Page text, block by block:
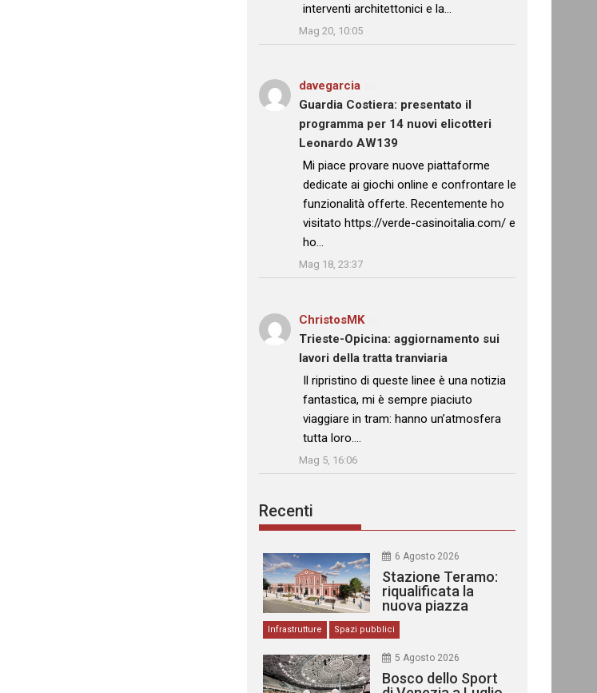
interventi architettonici e la…
Mag 20, 10:05
davegarcia
Guardia Costiera: presentato il
programma per 14 nuovi elicotteri
Leonardo AW139
: “
Mi piace provare nuove piattaforme
dedicate ai giochi online e confrontare le
funzionalità offerte. Recentemente ho
visitato https://verde-casinoitalia.com/ e
ho…
Mag 18, 23:37
ChristosMKsu
Trieste-Opicina: aggiornamento sui
lavori della tratta tranviaria
: “
Il ripristino di queste linee è una notizia
fantastica, mi è sempre piaciuto
viaggiare in tram: hanno un’atmosfera
tutta loro.…
Mag 5, 16:06
Recenti
6 Agosto 2026
Stazione Teramo:
riqualificata la
nuova piazza
urbana
Infrastrutture Spazi pubblici
5 Agosto 2026
Bosco dello Sport